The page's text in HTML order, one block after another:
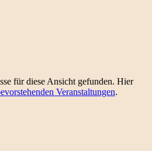
für diese Ansicht gefunden. Hier
Veranstaltungen.